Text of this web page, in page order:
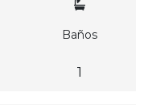
Baños
1